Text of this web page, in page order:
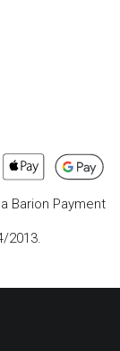
Barion Payment
2013.